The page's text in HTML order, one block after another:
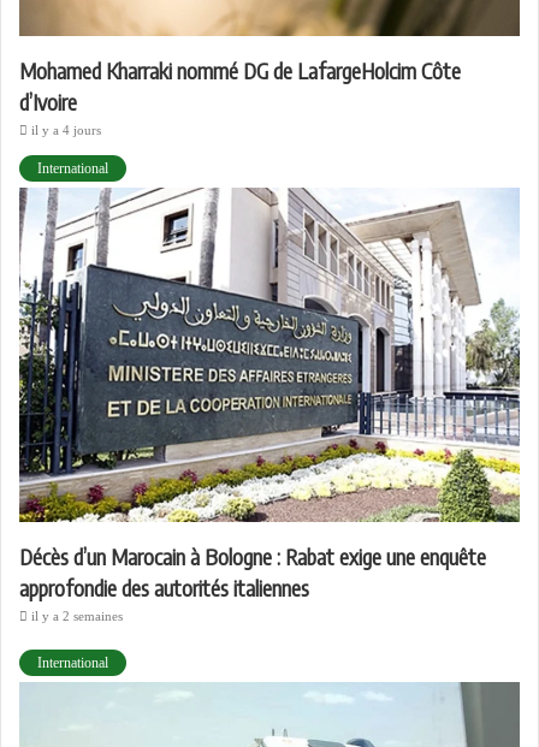
Mohamed Kharraki nommé DG de LafargeHolcim Côte
d’Ivoire
il y a 4 jours
International
Décès d’un Marocain à Bologne : Rabat exige une enquête
approfondie des autorités italiennes
il y a 2 semaines
International